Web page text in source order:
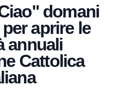
domani
aprire le
annuali
Cattolica